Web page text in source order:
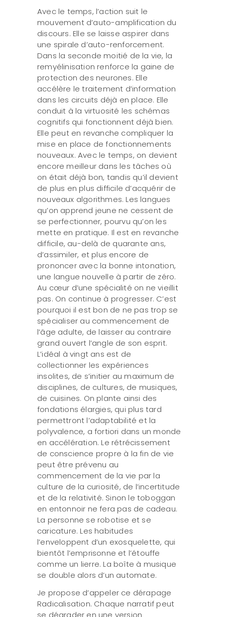
Avec le temps, l’action suit le
mouvement d’auto-amplification du
discours. Elle se laisse aspirer dans
une spirale d’auto-renforcement.
Dans la seconde moitié de la vie, la
remyélinisation renforce la gaine de
protection des neurones. Elle
accélère le traitement d’information
dans les circuits déjà en place. Elle
conduit à la virtuosité les schémas
cognitifs qui fonctionnent déjà bien.
Elle peut en revanche compliquer la
mise en place de fonctionnements
nouveaux. Avec le temps, on devient
encore meilleur dans les tâches où
on était déjà bon, tandis qu’il devient
de plus en plus difficile d’acquérir de
nouveaux algorithmes. Les langues
qu’on apprend jeune ne cessent de
se perfectionner, pourvu qu’on les
mette en pratique. Il est en revanche
difficile, au-delà de quarante ans,
d’assimiler, et plus encore de
prononcer avec la bonne intonation,
une langue nouvelle à partir de zéro.
Au cœur d’une spécialité on ne vieillit
pas. On continue à progresser. C’est
pourquoi il est bon de ne pas trop se
spécialiser au commencement de
l’âge adulte, de laisser au contraire
grand ouvert l’angle de son esprit.
L’idéal à vingt ans est de
collectionner les expériences
insolites, de s’initier au maximum de
disciplines, de cultures, de musiques,
de cuisines. On plante ainsi des
fondations élargies, qui plus tard
permettront l’adaptabilité et la
polyvalence, a fortiori dans un monde
en accélération. Le rétrécissement
de conscience propre à la fin de vie
peut être prévenu au
commencement de la vie par la
culture de la curiosité, de l’incertitude
et de la relativité. Sinon le toboggan
en entonnoir ne fera pas de cadeau.
La personne se robotise et se
caricature. Les habitudes
l’enveloppent d’un exosquelette, qui
bientôt l’emprisonne et l’étouffe
comme un lierre. La boîte à musique
se double alors d’un automate.
Je propose d’appeler ce dérapage
Radicalisation. Chaque narratif peut